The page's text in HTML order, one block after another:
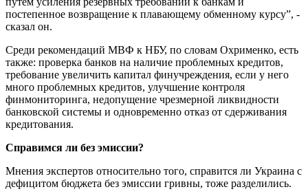
постепенное возвращение к плавающему обменному курсу”, -
сказал он.
Среди рекомендаций МВФ к НБУ, по словам Охрименко, есть
также: проверка банков на наличие проблемных кредитов,
требование увеличить капитал финучреждения, если у него
много проблемных кредитов, улучшение контроля
финмониторинга, недопущение чрезмерной ликвидности
банковской системы и одновременно отказ от сдерживания
кредитования.
Справимся ли без эмиссии?
Мнения экспертов относительно того, справится ли Украина с
дефицитом бюджета без эмиссии гривны, тоже разделились.